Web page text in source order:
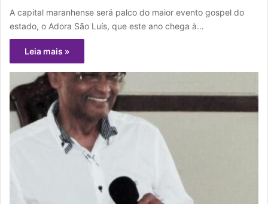
A capital maranhense será palco do maior evento gospel do
estado, o Adora São Luís, que este ano chega à…
Leia mais »